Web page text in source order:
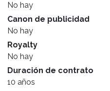
No hay
Canon de publicidad
No hay
Royalty
No hay
Duración de contrato
10 años